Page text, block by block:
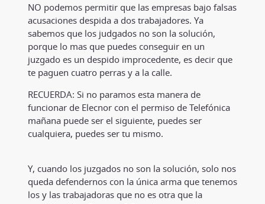
NO podemos permitir que las empresas bajo falsas
acusaciones despida a dos trabajadores. Ya
sabemos que los judgados no son la solución,
porque lo mas que puedes conseguir en un
juzgado es un despido improcedente, es decir que
te paguen cuatro perras y a la calle.
RECUERDA: Si no paramos esta manera de
funcionar de Elecnor con el permiso de Telefónica
mañana puede ser el siguiente, puedes ser
cualquiera, puedes ser tu mismo.
Y, cuando los juzgados no son la solución, solo nos
queda defendernos con la única arma que tenemos
los y las trabajadoras que no es otra que la